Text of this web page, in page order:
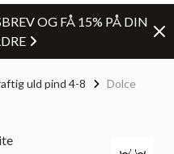
OG FÅ 15% PÅ DIN
uld pind 4-8
Dolce